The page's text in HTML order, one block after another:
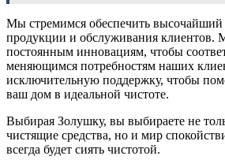
Мы стремимся обеспечить высочайший
продукции и обслуживания
постоянным инновациям, чтобы
меняющимся потребностям наших
исключительную поддержку, чтобы
ваш дом в идеальной чистоте.
Выбирая Золушку, вы выбираете не
чистящие средства, но и мир
всегда будет сиять чистотой.